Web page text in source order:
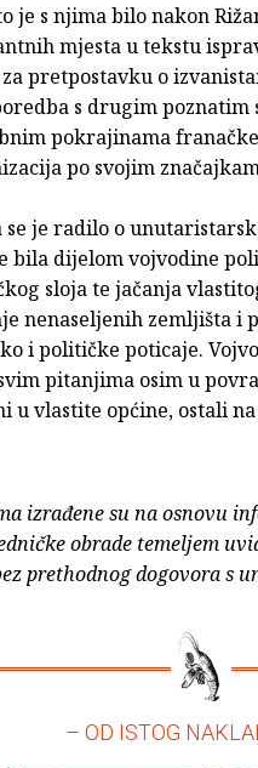
je s njima bilo nakon
mjesta u tekstu
za pretpostavku o
s drugim
pokrajinama
po svojim
se je radilo o
bila dijelom vojvodine
sloja te jačanja
nenaseljenih zemljišta i
i političke poticaje.
pitanjima osim u
u vlastite općine, ostali
izrađene su na osnovu
obrade temeljem
prethodnog dogovora s
– OD ISTOG